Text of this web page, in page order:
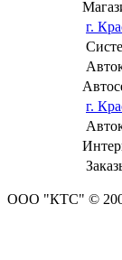
г.
г.
ООО "КТС" ©